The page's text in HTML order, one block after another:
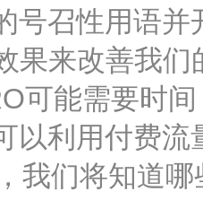
号召性用语
果来改善我
可能需要时
以利用付费
我们将知道